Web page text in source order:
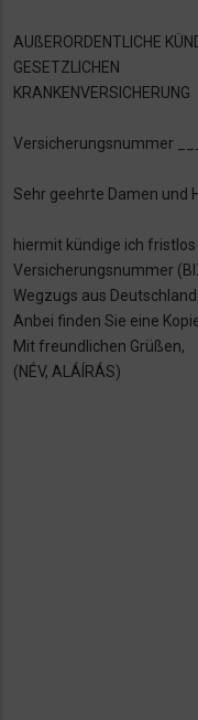
AUßERORDENTLICHE
GESETZLICHEN
KRANKENVERSICHERUNG
Versicherungsnummer
Sehr geehrte Damen und
hiermit kündige ich
Versicherungsnummer
Wegzugs aus Deutschland.
Anbei finden Sie eine
Mit freundlichen Grüßen,
(NÉV, ALÁÍRÁS)